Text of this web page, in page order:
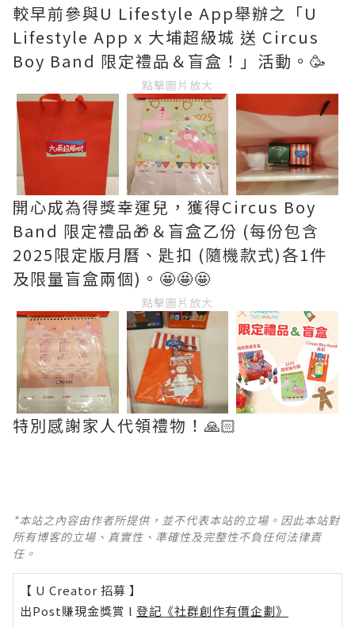
較早前參與U Lifestyle App舉辦之「U
Lifestyle App x 大埔超級城 送 Circus
Boy Band 限定禮品＆盲盒！」活動。🥳
點擊圖片放大
開心成為得獎幸運兒，獲得Circus Boy
Band 限定禮品🎁＆盲盒乙份 (每份包含
2025限定版月曆、匙扣 (隨機款式)各1件
及限量盲盒兩個)。🤩🤩🤩
點擊圖片放大
特別感謝家人代領禮物！🙏🏻
*本站之內容由作者所提供，並不代表本站的立場。因此本站對
所有博客的立場、真實性、準確性及完整性不負任何法律責
任。
【 U Creator 招募 】
出Post賺現金獎賞 l 登記《社群創作有價企劃》